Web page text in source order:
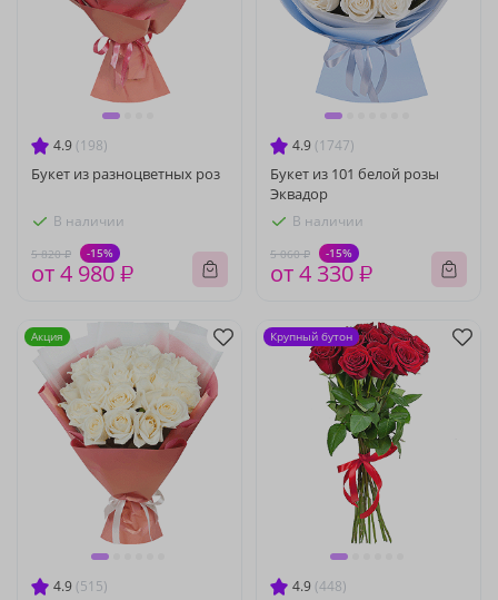
4.9 (198)
Букет из разноцветных роз
В наличии
5 820 ₽ -15%
от 4 980 ₽
4.9 (1747)
Букет из 101 белой розы
Эквадор
В наличии
5 060 ₽ -15%
от 4 330 ₽
4.9 (515)
Акция
4.9 (448)
Крупный бутон